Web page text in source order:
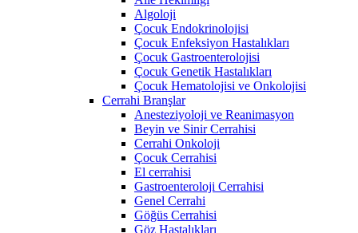
Algoloji
Çocuk Endokrinolojisi
Çocuk Enfeksiyon Hastalıkları
Çocuk Gastroenterolojisi
Çocuk Genetik Hastalıkları
Çocuk Hematolojisi ve Onkolojisi
Cerrahi Branşlar
Anesteziyoloji ve Reanimasyon
Beyin ve Sinir Cerrahisi
Cerrahi Onkoloji
Çocuk Cerrahisi
El cerrahisi
Gastroenteroloji Cerrahisi
Genel Cerrahi
Göğüs Cerrahisi
Göz Hastalıkları